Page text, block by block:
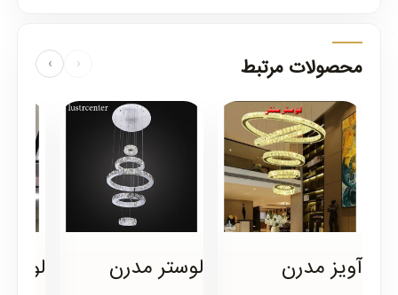
محصولات مرتبط ‹
›
آویز مدرن
لوستر مدرن